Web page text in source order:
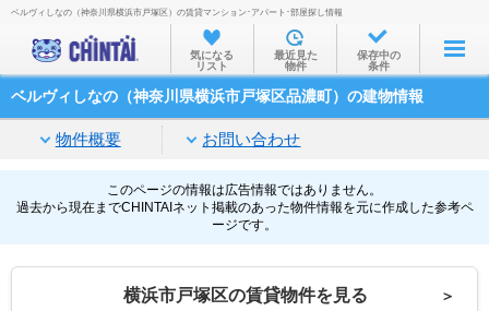
お部屋を探す
沿線・駅から
家賃相場から
通勤通学時間から
物件特集から
不動産会社から
ベルヴィしなの（神奈川県横浜市戸塚区）の賃貸マンション･アパート･部屋探し情報
気になる
リスト
最近見た
物件
保存中の
条件
ベルヴィしなの（神奈川県横浜市戸塚区品濃町）の建物情報
物件概要 お問い合わせ
このページの情報は広告情報ではありません。
過去から現在までCHINTAIネット掲載のあった物件情報を元に作成した参考ペ
ージです。
横浜市戸塚区の賃貸物件を見る ＞